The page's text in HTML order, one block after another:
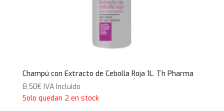
Champú con Extracto de Cebolla Roja 1L. Th Pharma
8,50€ IVA Incluido
Solo quedan 2 en stock